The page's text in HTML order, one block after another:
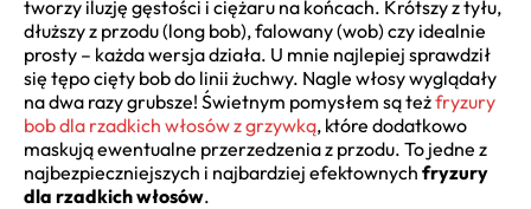
tworzy iluzję gęstości i ciężaru na końcach. Krótszy z tyłu,
dłuższy z przodu (long bob), falowany (wob) czy idealnie
prosty – każda wersja działa. U mnie najlepiej sprawdził
się tępo cięty bob do linii żuchwy. Nagle włosy wyglądały
na dwa razy grubsze! Świetnym pomysłem są teżfryzury
bob dla rzadkich włosów z grzywką, które dodatkowo
maskują ewentualne przerzedzenia z przodu. To jedne z
najbezpieczniejszych i najbardziej efektownych fryzury
dla rzadkich włosów.